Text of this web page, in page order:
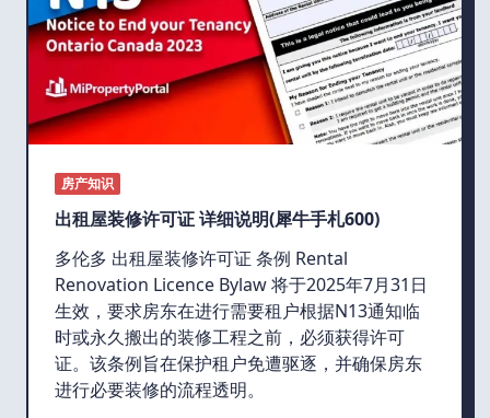
房产知识
出租屋装修许可证 详细说明(犀牛手札600)
多伦多 出租屋装修许可证 条例 Rental
Renovation Licence Bylaw 将于2025年7月31日
生效，要求房东在进行需要租户根据N13通知临
时或永久搬出的装修工程之前，必须获得许可
证。该条例旨在保护租户免遭驱逐，并确保房东
进行必要装修的流程透明。